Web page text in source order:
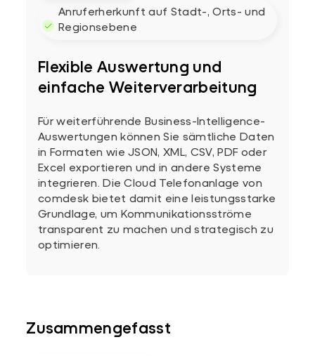
Anruferherkunft auf Stadt-, Orts- und
Regionsebene
Flexible Auswertung und
einfache Weiterverarbeitung
Für weiterführende Business-Intelligence-
Auswertungen können Sie sämtliche Daten
in Formaten wie JSON, XML, CSV, PDF oder
Excel exportieren und in andere Systeme
integrieren. Die Cloud Telefonanlage von
comdesk bietet damit eine leistungsstarke
Grundlage, um Kommunikationsströme
transparent zu machen und strategisch zu
optimieren.
Zusammengefasst